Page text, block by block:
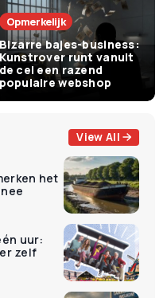
Opmerkelijk
Bizarre bajes-business:
Kunstrover runt vanuit
de cel een razend
populaire webshop
View All
het
uur:
zelf